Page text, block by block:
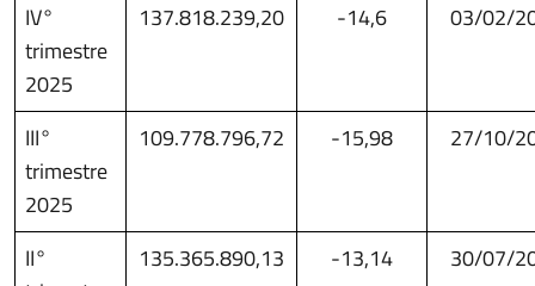
IV°
trimestre
2025
137.818.239,20 -14,6 03/02/
III°
trimestre
2025
109.778.796,72 -15,98 27/10/
II°
135.365.890,13 -13,14 30/07/